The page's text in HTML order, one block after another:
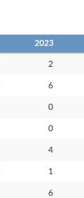
2023
2
6
0
0
4
1
6